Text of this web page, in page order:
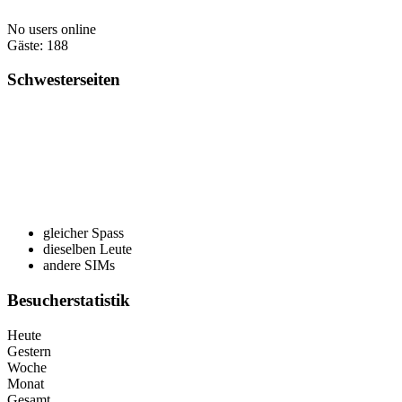
No users online
Gäste: 188
Schwesterseiten
gleicher Spass
dieselben Leute
andere SIMs
Besucherstatistik
Heute
Gestern
Woche
Monat